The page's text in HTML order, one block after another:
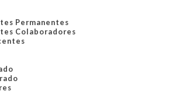
Permanentes
Colaboradores